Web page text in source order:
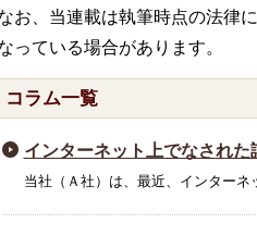
お、当連載は執筆時点の法律
っている場合があります。
コラム一覧
インターネット上でなされた
当社（Ａ社）は、最近、インター